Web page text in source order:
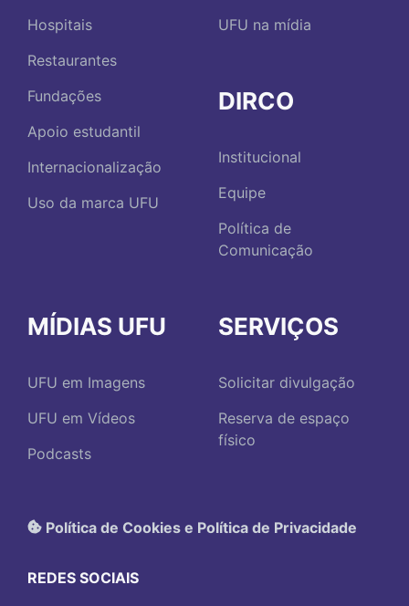
Hospitais
Restaurantes
Fundações
Apoio estudantil
Internacionalização
Uso da marca UFU
UFU na mídia
DIRCO
Institucional
Equipe
Política de
Comunicação
MÍDIAS UFU
UFU em Imagens
UFU em Vídeos
Podcasts
SERVIÇOS
Solicitar divulgação
Reserva de espaço
físico
Política de Cookies e Política de Privacidade
REDES SOCIAIS